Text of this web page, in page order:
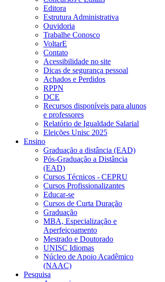
Editora
Estrutura Administrativa
Ouvidoria
Trabalhe Conosco
VoltarE
Contato
Acessibilidade no site
Dicas de segurança pessoal
Achados e Perdidos
RPPN
DCE
Recursos disponíveis para alunos
e professores
Relatório de Igualdade Salarial
Eleições Unisc 2025
Ensino
Graduação a distância (EAD)
Pós-Graduação a Distância
(EAD)
Cursos Técnicos - CEPRU
Cursos Profissionalizantes
Educar-se
Cursos de Curta Duração
Graduação
MBA, Especialização e
Aperfeiçoamento
Mestrado e Doutorado
UNISC Idiomas
Núcleo de Apoio Acadêmico
(NAAC)
Pesquisa